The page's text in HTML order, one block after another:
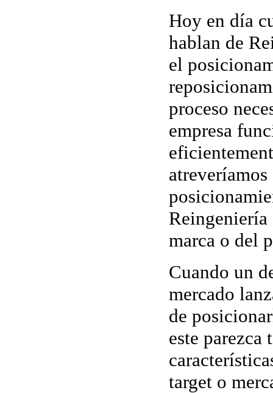
Hoy en día
hablan de
el
proceso
empresa
Reingeniería
marca o del
Cuando un
mercado
de
este parezca
target o